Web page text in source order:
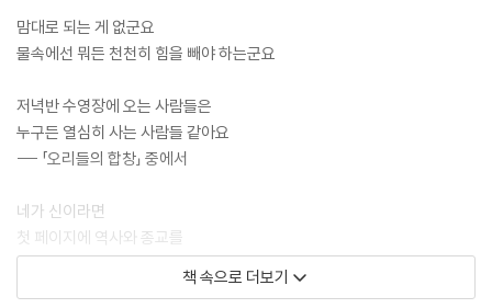
맘대로 되는 게 없군요
물속에선 뭐든 천천히 힘을 빼야 하는군요
저녁반 수영장에 오는 사람들은
누구든 열심히 사는 사람들 같아요
--- 「오리들의 합창」 중에서
네가 신이라면
첫 페이지에 역사와 종교를
다음 페이지에 철학과 과학을 적고
스물네번째 페이지쯤에 음악과 시도 적겠지
책 속으로 더보기